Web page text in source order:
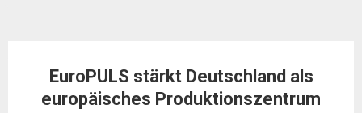
EuroPULS stärkt Deutschland als
europäisches Produktionszentrum